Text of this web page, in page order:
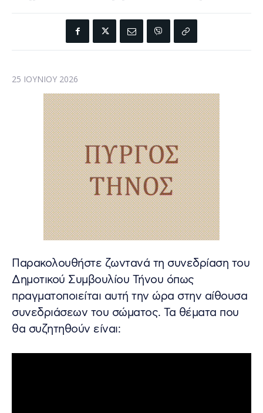
25 ΙΟΥΝΊΟΥ 2026
Παρακολουθήστε ζωντανά τη συνεδρίαση του
Δημοτικού Συμβουλίου Τήνου όπως
πραγματοποιείται αυτή την ώρα στην αίθουσα
συνεδριάσεων του σώματος. Τα θέματα που
θα συζητηθούν είναι: